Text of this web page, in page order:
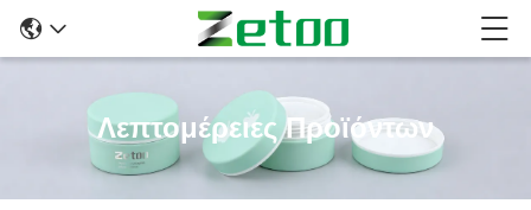
Λεπτομέρειες Προϊόντων